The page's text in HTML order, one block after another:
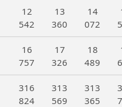
12
542
13
360
14
072
16
757
17
326
18
489
316
824
313
569
313
365